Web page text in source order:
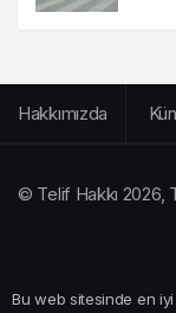
Bu web sitesinde en iyi
Hakkımızda
© Telif Hakkı 2026,